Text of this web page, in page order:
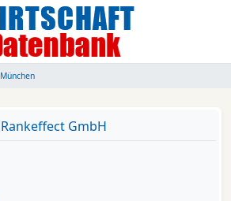
München
Rankeffect GmbH